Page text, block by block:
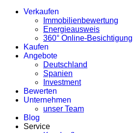
Verkaufen
Immobilienbewertung
Energieausweis
360° Online-Besichtigung
Kaufen
Angebote
Deutschland
Spanien
Investment
Bewerten
Unternehmen
unser Team
Blog
Service